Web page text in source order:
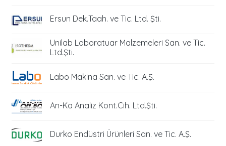
Ersun Dek.Taah. ve Tic. Ltd. Şti.
Unilab Laboratuar Malzemeleri San. ve Tic.
Ltd.Şti.
Labo Makina San. ve Tic. A.Ş.
An-Ka Analiz Kont.Cih. Ltd.Şti.
Durko Endüstri Ürünleri San. ve Tic. A.Ş.